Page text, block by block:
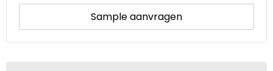
Sample aanvragen